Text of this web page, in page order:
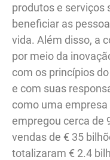
produtos e serviços
beneficiar as
vida. Além disso, a
por meio da
com os princípios
e com suas
como uma empresa
empregou cerca de
vendas de € 35
totalizaram € 2.4